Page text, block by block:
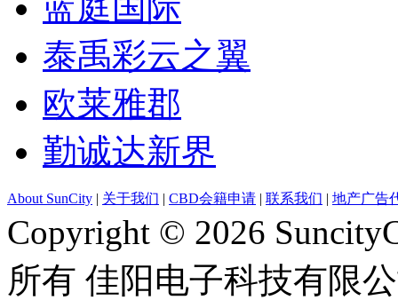
泰禹彩云之翼
欧莱雅郡
勤诚达新界
About SunCity | 关于我们 | CBD会籍申请 | 联系我们 | 地产广告
Copyright © 2026
所有 佳阳电子科技有限